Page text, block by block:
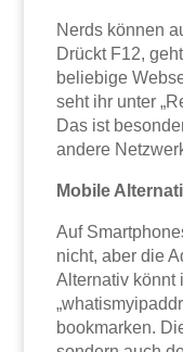
Nerds können
Drückt F12,
beliebige
seht ihr unter
Das ist
andere
Mobile
Auf
nicht, aber die
Alternativ könnt
bookmarken.